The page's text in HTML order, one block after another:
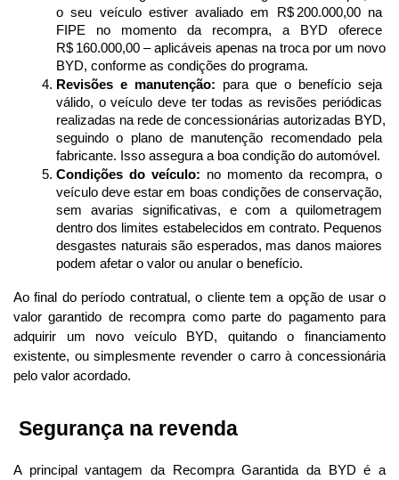
o seu veículo estiver avaliado em R$ 200.000,00 na
FIPE no momento da recompra, a BYD oferece
R$ 160.000,00 – aplicáveis apenas na troca por um novo
BYD, conforme as condições do programa.
Revisões e manutenção: para que o benefício seja
válido, o veículo deve ter todas as revisões periódicas
realizadas na rede de concessionárias autorizadas BYD,
seguindo o plano de manutenção recomendado pela
fabricante. Isso assegura a boa condição do automóvel.
Condições do veículo: no momento da recompra, o
veículo deve estar em boas condições de conservação,
sem avarias significativas, e com a quilometragem
dentro dos limites estabelecidos em contrato. Pequenos
desgastes naturais são esperados, mas danos maiores
podem afetar o valor ou anular o benefício.
Ao final do período contratual, o cliente tem a opção de usar o
valor garantido de recompra como parte do pagamento para
adquirir um novo veículo BYD, quitando o financiamento
existente, ou simplesmente revender o carro à concessionária
pelo valor acordado.
Segurança na revenda
A principal vantagem da Recompra Garantida da BYD é a